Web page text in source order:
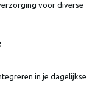
voor diverse
in je dagelijkse